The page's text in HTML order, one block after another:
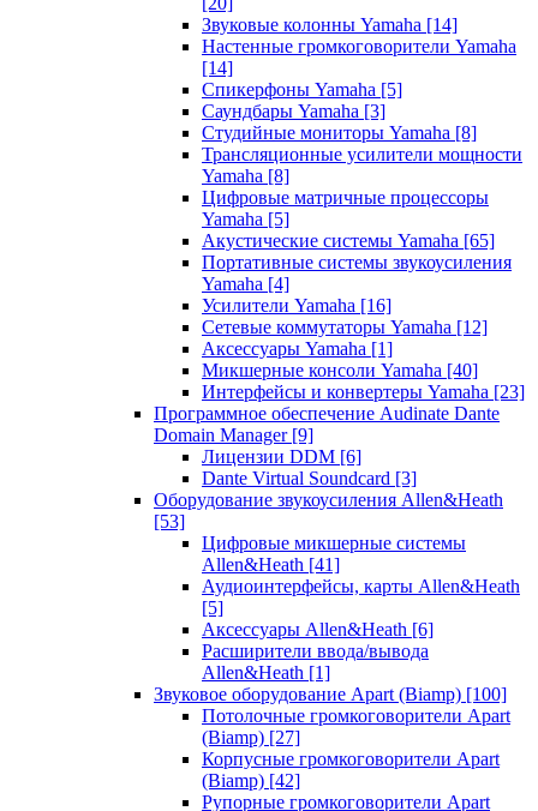
Звуковые колонны Yamaha [14]
Настенные громкоговорители Yamaha
[14]
Спикерфоны Yamaha [5]
Саундбары Yamaha [3]
Студийные мониторы Yamaha [8]
Трансляционные усилители мощности
Yamaha [8]
Цифровые матричные процессоры
Yamaha [5]
Акустические системы Yamaha [65]
Портативные системы звукоусиления
Yamaha [4]
Усилители Yamaha [16]
Сетевые коммутаторы Yamaha [12]
Аксессуары Yamaha [1]
Микшерные консоли Yamaha [40]
Интерфейсы и конвертеры Yamaha [23]
Программное обеспечение Audinate Dante
Domain Manager [9]
Лицензии DDM [6]
Dante Virtual Soundcard [3]
Оборудование звукоусиления Allen&Heath
[53]
Цифровые микшерные системы
Allen&Heath [41]
Аудиоинтерфейсы, карты Allen&Heath
[5]
Аксессуары Allen&Heath [6]
Расширители ввода/вывода
Allen&Heath [1]
Звуковое оборудование Apart (Biamp) [100]
Потолочные громкоговорители Apart
(Biamp) [27]
Корпусные громкоговорители Apart
(Biamp) [42]
Рупорные громкоговорители Apart